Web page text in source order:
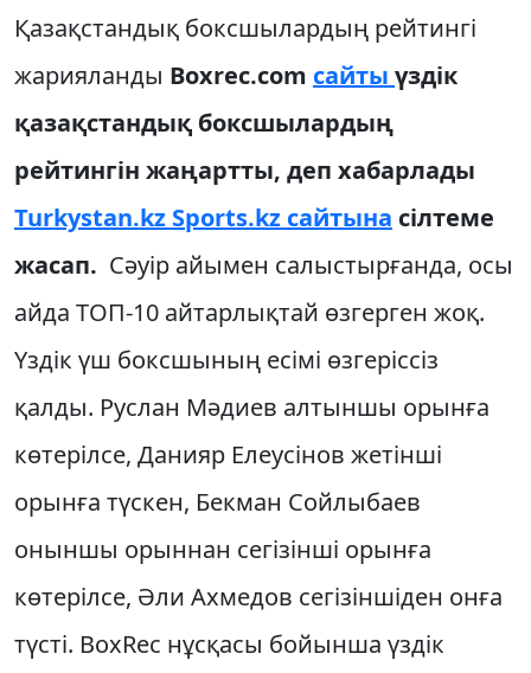
Қазақстандық боксшылардың рейтингі
жарияланды Boxrec.com сайты үздік
қазақстандық боксшылардың
рейтингін жаңартты, деп хабарлады
Turkystan.kz Sports.kz сайтына сілтеме
жасап. Сәуір айымен салыстырғанда, осы
айда ТОП-10 айтарлықтай өзгерген жоқ.
Үздік үш боксшының есімі өзгеріссіз
қалды. Руслан Мәдиев алтыншы орынға
көтерілсе, Данияр Елеусінов жетінші
орынға түскен, Бекман Сойлыбаев
оныншы орыннан сегізінші орынға
көтерілсе, Әли Ахмедов сегізіншіден онға
түсті. BoxRec нұсқасы бойынша үздік